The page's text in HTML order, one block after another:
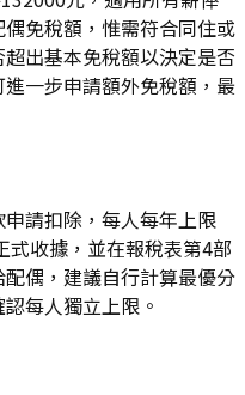
免稅額，惟需符合同住或
出基本免稅額以決定是否
一步申請額外免稅額，最
請扣除，每人每年上限
收據，並在報稅表第4部
偶，建議自行計算最優分
每人獨立上限。